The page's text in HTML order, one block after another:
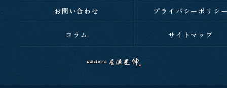
お問い合わせ プライバシーポリシ
コラム サイトマップ